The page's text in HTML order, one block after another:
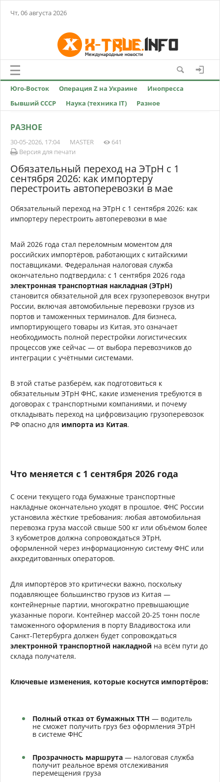
Чт, 06 августа 2026
Юго-Восток Операция Z на Украине
Инопресса
Бывший СССР
Наука (техника IT) Разное
РАЗНОЕ
30-05-2026, 17:04 MASTER
641
Версия для печати
Обязательный переход на ЭТрН с 1
сентября 2026: как импортеру
перестроить автоперевозки в мае
Обязательный переход на ЭТрН с 1 сентября 2026: как
импортеру перестроить автоперевозки в мае
Май 2026 года стал переломным моментом для
российских импортёров, работающих с китайскими
поставщиками. Федеральная налоговая служба
окончательно подтвердила: с 1 сентября 2026 года
электронная транспортная накладная (ЭТрН)
становится обязательной для всех грузоперевозок внутри
России, включая автомобильные перевозки грузов из
портов и таможенных терминалов. Для бизнеса,
импортирующего товары из Китая, это означает
необходимость полной перестройки логистических
процессов уже сейчас — от выбора перевозчиков до
интеграции с учётными системами.
В этой статье разберём, как подготовиться к
обязательным ЭТрН ФНС, какие изменения требуются в
договорах с транспортными компаниями, и почему
откладывать переход на цифровизацию грузоперевозок
РФ опасно для импорта из Китая.
Что меняется с 1 сентября 2026 года
С осени текущего года бумажные транспортные
накладные окончательно уходят в прошлое. ФНС России
установила жёсткие требования: любая автомобильная
перевозка груза массой свыше 500 кг или объёмом более
3 кубометров должна сопровождаться ЭТрН,
оформленной через информационную систему ФНС или
аккредитованных операторов.
Для импортёров это критически важно, поскольку
подавляющее большинство грузов из Китая —
контейнерные партии, многократно превышающие
указанные пороги. Контейнер массой 20-25 тонн после
таможенного оформления в порту Владивостока или
Санкт-Петербурга должен будет сопровождаться
электронной транспортной накладной на всём пути до
склада получателя.
Ключевые изменения, которые коснутся импортёров:
Полный отказ от бумажных ТТН — водитель
не сможет получить груз без оформления ЭТрН
в системе ФНС
Прозрачность маршрута — налоговая служба
получит реальное время отслеживания
перемещения груза